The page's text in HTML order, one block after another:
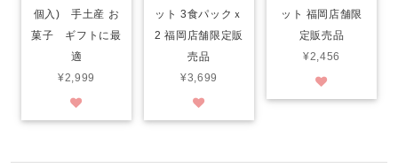
個入) 手土産 お
菓子 ギフトに最
適
¥2,999
ット 3食パックｘ
2 福岡店舗限定販
売品
¥3,699
ット 福岡店舗限
定販売品
¥2,456